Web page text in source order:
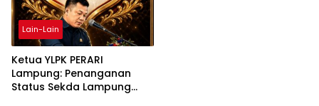
Lain-Lain
Ketua YLPK PERARI
Lampung: Penanganan
Status Sekda Lampung